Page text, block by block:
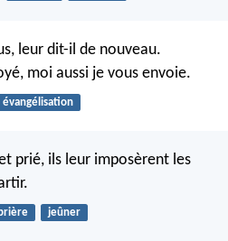
leur dit-il de nouveau.
moi aussi je vous envoie.
évangélisation
prié, ils leur imposèrent les
jeûner